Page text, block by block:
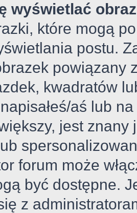
wyświetlać
które mogą
postu.
powiązany
kwadratów
aś lub
jest
forum może
być dostępne.
z